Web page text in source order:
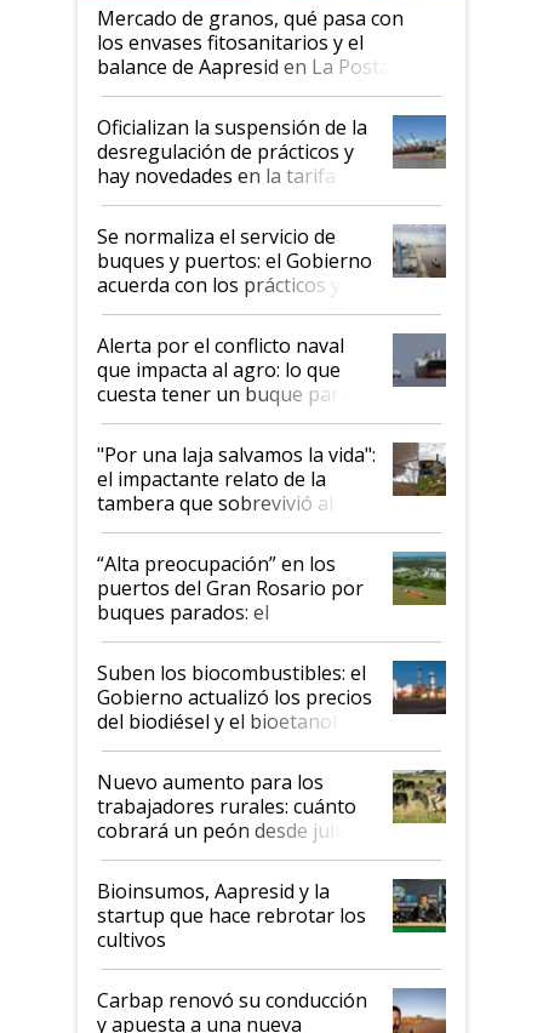
Mercado de granos, qué pasa con
los envases fitosanitarios y el
balance de Aapresid en La Posta
Oficializan la suspensión de la
desregulación de prácticos y
hay novedades en la tarifa de
la hidrovía
Se normaliza el servicio de
buques y puertos: el Gobierno
acuerda con los prácticos y
suspende el decreto de
desregulación
Alerta por el conflicto naval
que impacta al agro: lo que
cuesta tener un buque parado
y el peligro de que Argentina
pase a ser "país sucio"
"Por una laja salvamos la vida":
el impactante relato de la
tambera que sobrevivió al
tornado
“Alta preocupación” en los
puertos del Gran Rosario por
buques parados: el
funcionamiento de las
exportadoras en tensión tras
la medida de fuerza de los
prácticos
Suben los biocombustibles: el
Gobierno actualizó los precios
del biodiésel y el bioetanol
Nuevo aumento para los
trabajadores rurales: cuánto
cobrará un peón desde julio
Bioinsumos, Aapresid y la
startup que hace rebrotar los
cultivos
Carbap renovó su conducción
y apuesta a una nueva